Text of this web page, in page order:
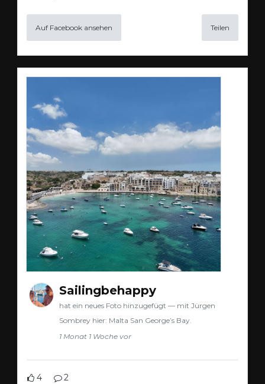
Auf Facebook ansehen Teilen
Sailingbehappy
hat ein neues Foto hinzugefügt — mit Jürgen
Sombrey hier: Malta San George’s Bay.
1 Monat 1 Woche vor
4 2